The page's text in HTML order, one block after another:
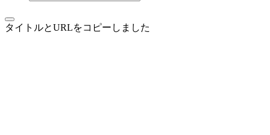
タイトルとURLをコピーしました